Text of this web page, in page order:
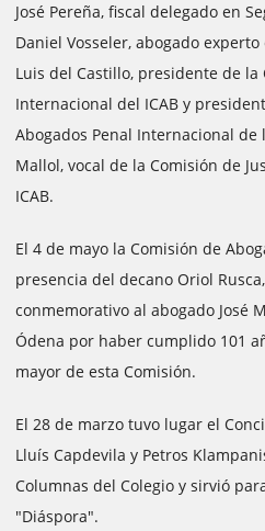
José Pereña, fiscal delegado en
Daniel Vosseler, abogado
Luis del Castillo, presidente de la
Internacional del ICAB y
Abogados Penal Internacional de
Mallol, vocal de la Comisión de
ICAB.
El 4 de mayo la Comisión de
presencia del decano Oriol
conmemorativo al abogado José
Ódena por haber cumplido 101
mayor de esta Comisión.
El 28 de marzo tuvo lugar el
Lluís Capdevila y Petros
Columnas del Colegio y sirvió
"Diáspora".